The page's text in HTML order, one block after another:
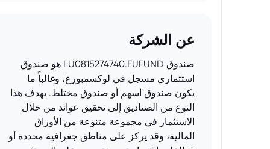
عن الشركة
صندوق LU0815274740.EUFUND هو صندوق
استثماري مسجل في لوكسمبورغ، وغالباً ما
يكون صندوق أسهم أو صندوق مختلط. يهدف هذا
النوع من الصناديق إلى تحقيق عوائد من خلال
الاستثمار في مجموعة متنوعة من الأوراق
المالية، وقد يركز على مناطق جغرافية محددة أو